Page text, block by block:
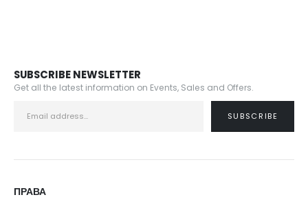
SUBSCRIBE NEWSLETTER
Get all the latest information on Events, Sales and Offers.
ПРАВА